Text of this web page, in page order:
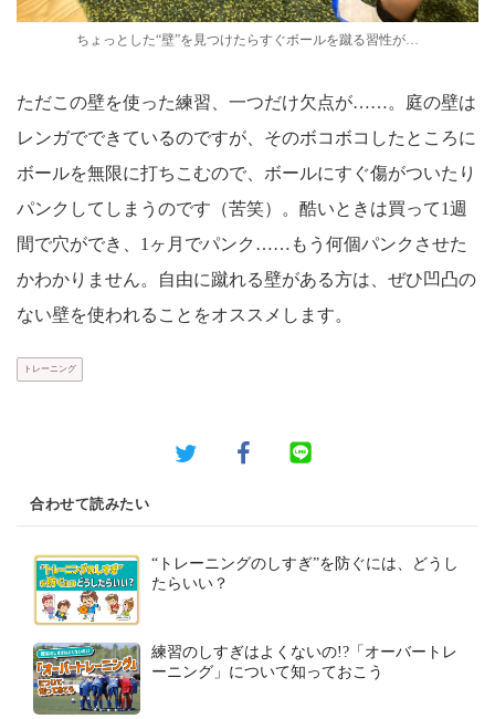
ちょっとした“壁”を見つけたらすぐボールを蹴る習性が…
ただこの壁を使った練習、一つだけ欠点が……。庭の壁は
レンガでできているのですが、そのボコボコしたところに
ボールを無限に打ちこむので、ボールにすぐ傷がついたり
パンクしてしまうのです（苦笑）。酷いときは買って1週
間で穴ができ、1ヶ月でパンク……もう何個パンクさせた
かわかりません。自由に蹴れる壁がある方は、ぜひ凹凸の
ない壁を使われることをオススメします。
トレーニング
合わせて読みたい
“トレーニングのしすぎ”を防ぐには、どうし
たらいい？
練習のしすぎはよくないの!?「オーバートレ
ーニング」について知っておこう